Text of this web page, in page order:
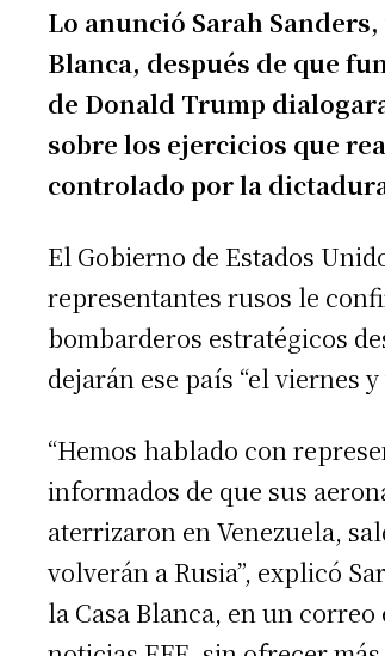
Lo anunció Sarah
Blanca, después de que
de Donald Trump
sobre los ejercicios que
controlado por la
El Gobierno de Estados
representantes rusos le
bombarderos estratégicos
dejarán ese país “el viernes
“Hemos hablado con
informados de que sus
aterrizaron en Venezuela,
volverán a Rusia”, explicó
la Casa Blanca, en un